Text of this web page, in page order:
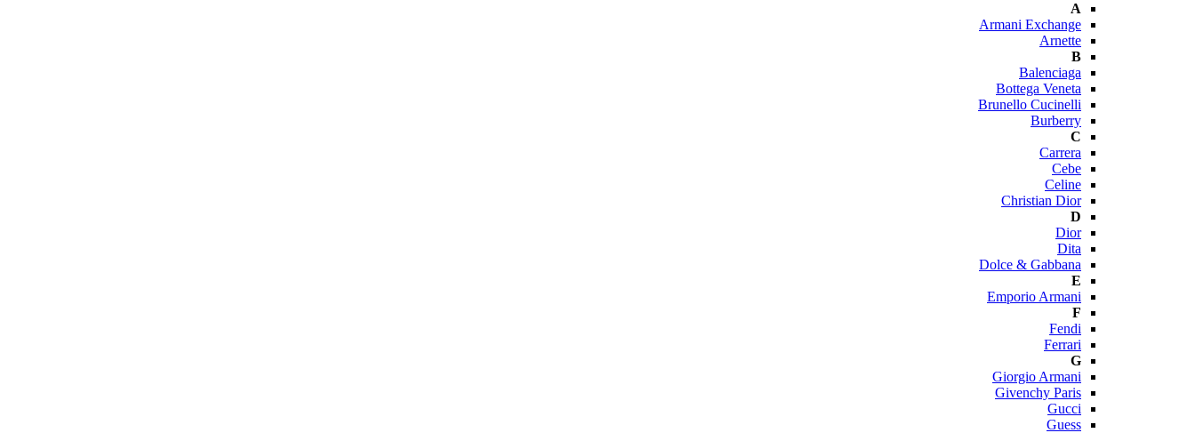
A
Armani Exchange
Arnette
B
Balenciaga
Bottega Veneta
Brunello Cucinelli
Burberry
C
Carrera
Cebe
Celine
Christian Dior
D
Dior
Dita
Dolce & Gabbana
E
Emporio Armani
F
Fendi
Ferrari
G
Giorgio Armani
Givenchy Paris
Gucci
Guess